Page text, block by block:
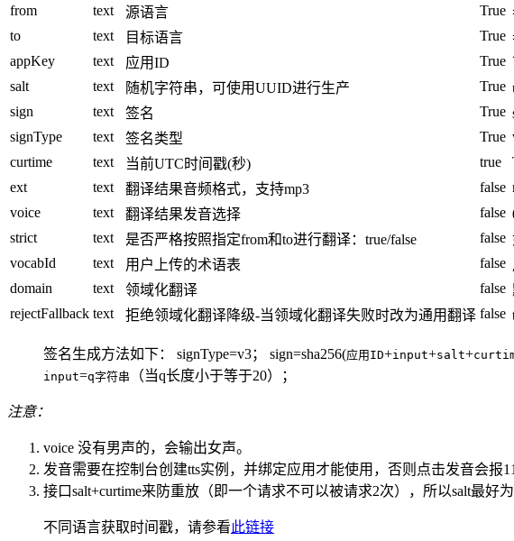
from
text 源语言 True
to
text 目标语言 True
appKey
text 应用ID True
salt
text 随机字符串，可使用UUID进行生产 True
sign
text 签名 True
signType
text 签名类型 True
curtime
text 当前UTC时间戳(秒) true
ext
text 翻译结果音频格式，支持mp3 false
voice
text 翻译结果发音选择 false
strict
text 是否严格按照指定from和to进行翻译：true/false false
vocabId
text 用户上传的术语表 false
domain
text 领域化翻译 false
rejectFallback text 拒绝领域化翻译降级-当领域化翻译失败时改为通用翻译 false
签名生成方法如下： signType=v3； sign=sha256(应用ID+input+salt+
input=q字符串 （当q长度小于等于20）；
注意：
voice 没有男声的，会输出女声。
发音需要在控制台创建tts实例，并绑定应用才能使用，否则点击发音会报
接口salt+curtime来防重放（即一个请求不可以被请求2次），所以salt最好为
不同语言获取时间戳，请参看此链接